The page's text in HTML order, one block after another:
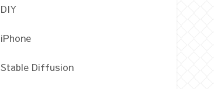
DIY
iPhone
Stable Diffusion